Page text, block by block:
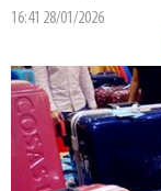
16:41 28/01/2026